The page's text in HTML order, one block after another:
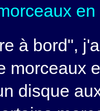
en
à bord",
morceaux
disque